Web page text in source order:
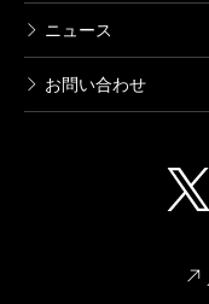
ニュース
お問い合わせ